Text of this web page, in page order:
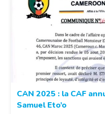
CAN 2025 : la CAF
Samuel Eto’o